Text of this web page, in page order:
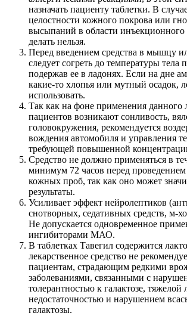
назначать пациенту таблетки. В
целостности кожного покрова или
высыпаний в области инъекционного
делать нельзя.
Перед введением средства в мышцу
следует согреть до температуры тела
подержав ее в ладонях. Если на дне
какие-то хлопья или мутный осадок,
использовать.
Так как на фоне применения данного
пациентов возникают сонливость,
головокружения, рекомендуется
вождения автомобиля и управления
требующей повышенной
Средство не должно применяться в
минимум 72 часов перед проведением
кожных проб, так как оно может
результаты.
Усиливает эффект нейролептиков
снотворных, седативных средств, м-
Не допускается одновременное
ингибиторами МАО.
В таблетках Тавегил содержится
лекарственное средство не
пациентам, страдающим редкими
заболеваниями, связанными с
толерантностью к галактозе, тяжелой
недостаточностью и нарушением
галактозы.